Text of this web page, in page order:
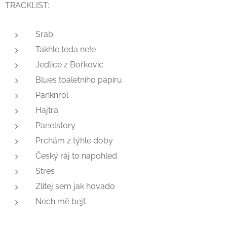
TRACKLIST:
Srab
Takhle teda ne!e
Jedlice z Bořkovic
Blues toaletního papíru
Panknrol
Hajtra
Panelstory
Prchám z týhle doby
Český ráj to napohled
Stres
Zlitej sem jak hovado
Nech mě bejt